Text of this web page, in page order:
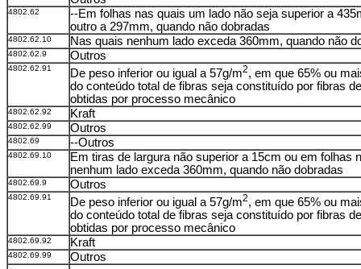
4802.62
--Em folhas nas quais um lado não seja superior a
outro a 297mm, quando não dobradas
4802.62.10 Nas quais nenhum lado exceda 360mm, quando não
4802.62.9 Outros
4802.62.91 De peso inferior ou igual a 57g/m2, em que 65% ou
do conteúdo total de fibras seja constituído por fibras
obtidas por processo mecânico
4802.62.92 Kraft
4802.62.99 Outros
4802.69 --Outros
4802.69.10
Em tiras de largura não superior a 15cm ou em folhas
nenhum lado exceda 360mm, quando não dobradas
4802.69.9 Outros
4802.69.91 De peso inferior ou igual a 57g/m2, em que 65% ou
do conteúdo total de fibras seja constituído por fibras
obtidas por processo mecânico
4802.69.92 Kraft
4802.69.99 Outros